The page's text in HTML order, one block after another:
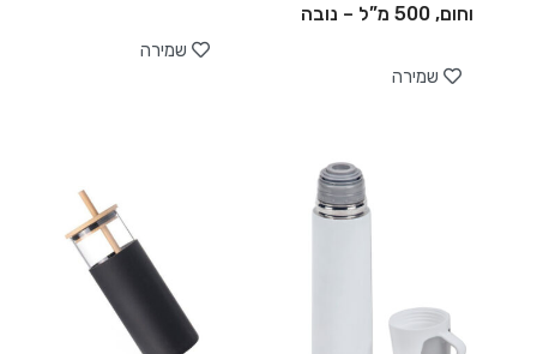
וחום, 500 מ”ל – נובה
שמירה
שמירה